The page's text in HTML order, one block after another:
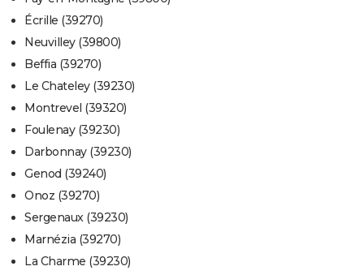
Écrille (39270)
Neuvilley (39800)
Beffia (39270)
Le Chateley (39230)
Montrevel (39320)
Foulenay (39230)
Darbonnay (39230)
Genod (39240)
Onoz (39270)
Sergenaux (39230)
Marnézia (39270)
La Charme (39230)